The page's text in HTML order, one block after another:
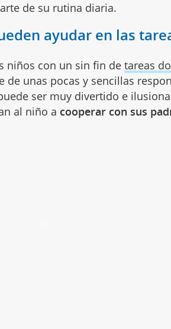
de su rutina diaria.
ayudar en las
niños con un sin fin detareas
de unas pocas y sencillas
ser muy divertido e
al niño a cooperar con sus